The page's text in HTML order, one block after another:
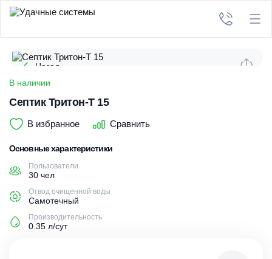
Назад
В наличии
Септик Тритон-Т 15
В избранное Сравнить
Основные характеристики
Пользователи
30 чел
Отвод очищенной воды
Самотечный
Производительность
0.35 л/сут